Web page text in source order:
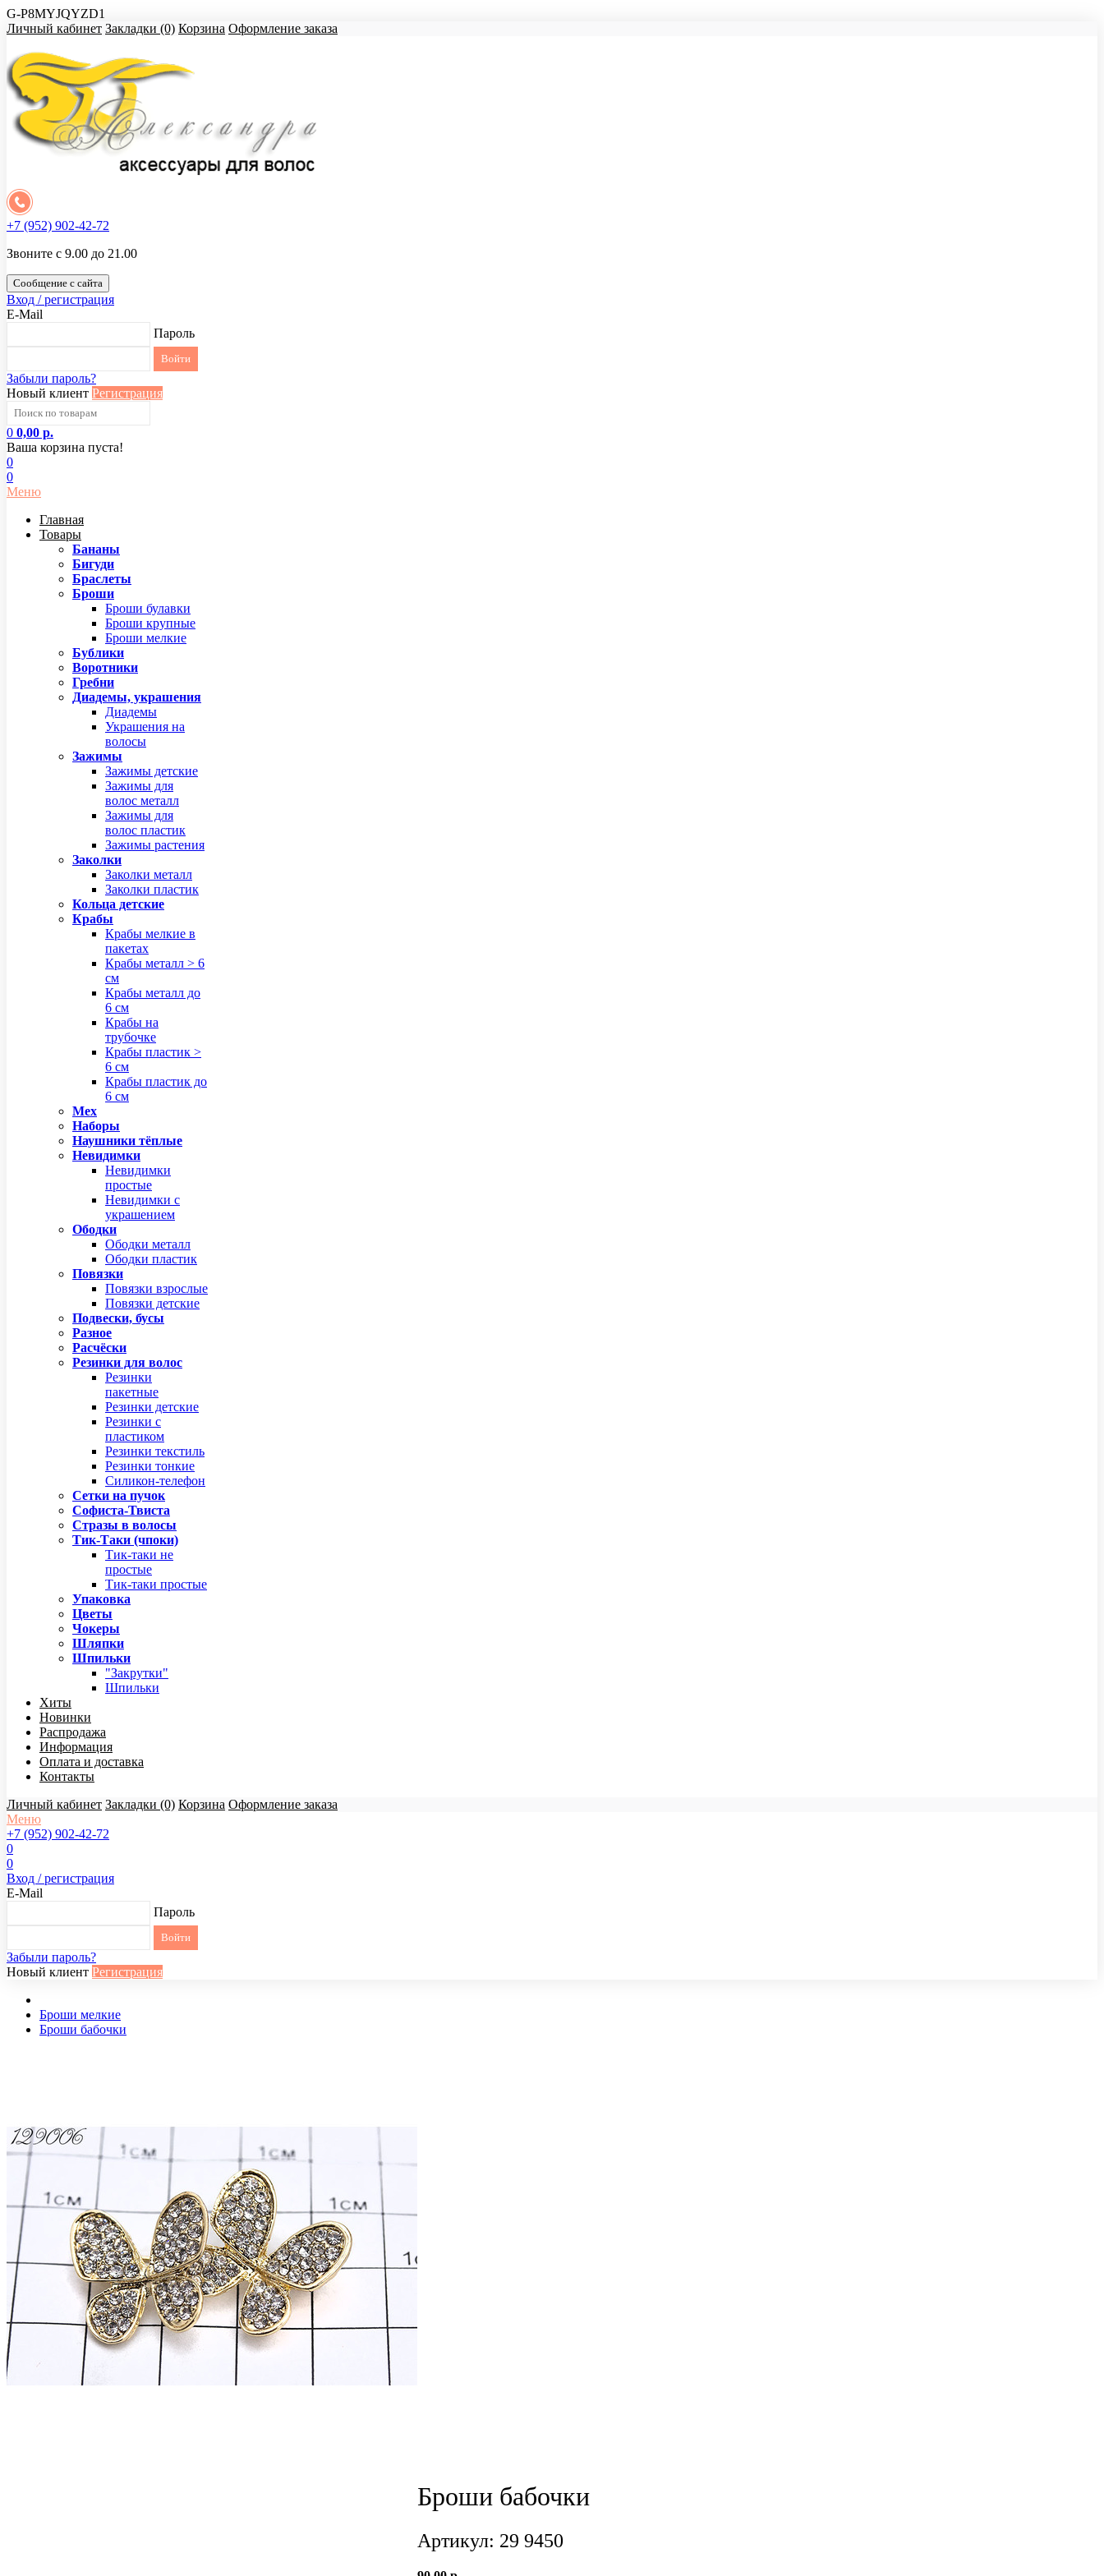
G-P8MYJQYZD1
Личный кабинет Закладки (0) Корзина Оформление заказа
+7 (952) 902-42-72
Звоните с 9.00 до 21.00
Сообщение с сайта
Вход / регистрация
E-Mail
Пароль
Забыли пароль?
Новый клиент Регистрация
0 0,00 р.
Ваша корзина пуста!
0
0
Меню
Главная
Товары
Бананы
Бигуди
Браслеты
Броши
Броши булавки
Броши крупные
Броши мелкие
Бублики
Воротники
Гребни
Диадемы, украшения
Диадемы
Украшения на
волосы
Зажимы
Зажимы детские
Зажимы для
волос металл
Зажимы для
волос пластик
Зажимы растения
Заколки
Заколки металл
Заколки пластик
Кольца детские
Крабы
Крабы мелкие в
пакетах
Крабы металл > 6
см
Крабы металл до
6 см
Крабы на
трубочке
Крабы пластик >
6 см
Крабы пластик до
6 см
Мех
Наборы
Наушники тёплые
Невидимки
Невидимки
простые
Невидимки с
украшением
Ободки
Ободки металл
Ободки пластик
Повязки
Повязки взрослые
Повязки детские
Подвески, бусы
Разное
Расчёски
Резинки для волос
Резинки
пакетные
Резинки детские
Резинки с
пластиком
Резинки текстиль
Резинки тонкие
Силикон-телефон
Сетки на пучок
Софиста-Твиста
Стразы в волосы
Тик-Таки (чпоки)
Тик-таки не
простые
Тик-таки простые
Упаковка
Цветы
Чокеры
Шляпки
Шпильки
"Закрутки"
Шпильки
Хиты
Новинки
Распродажа
Информация
Оплата и доставка
Контакты
Личный кабинет Закладки (0) Корзина Оформление заказа
Меню
+7 (952) 902-42-72
0
0
Вход / регистрация
E-Mail
Пароль
Забыли пароль?
Новый клиент Регистрация
Броши мелкие
Броши бабочки
Броши бабочки
Артикул: 29 9450